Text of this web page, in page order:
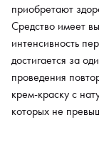
приобретают
Средство имеет
интенсивность
достигается за
проведения
крем-краску с
которых не